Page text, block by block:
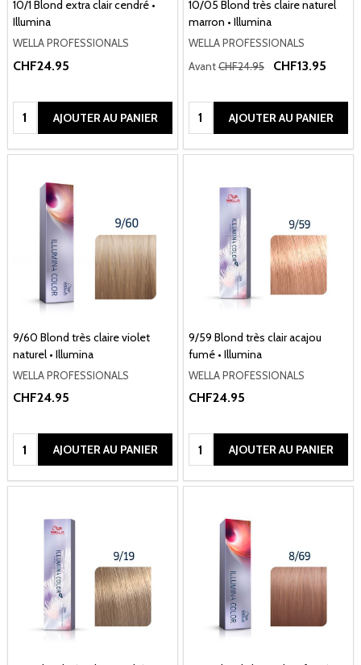
10/1 Blond extra clair cendré •
Illumina
WELLA PROFESSIONALS
CHF24.95
Quantité:AJOUTER AU PANIER
10/05 Blond très claire naturel
marron • Illumina
WELLA PROFESSIONALS
AvantCHF24.95 CHF13.95
Quantité:AJOUTER AU PANIER
9/60 Blond très claire violet
naturel • Illumina
WELLA PROFESSIONALS
CHF24.95
Quantité:AJOUTER AU PANIER
9/59 Blond très clair acajou
fumé • Illumina
WELLA PROFESSIONALS
CHF24.95
Quantité:AJOUTER AU PANIER